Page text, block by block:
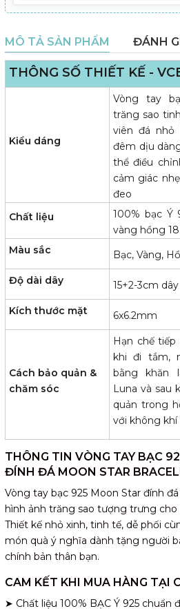
MÔ TẢ SẢN PHẨM ĐÁNH
THÔNG SỐ THIẾT KẾ -
Kiểu dáng
Vòng tay
trăng sao
viên đá nhỏ
đêm dịu
thể điều
cảm giác
đeo
Chất liệu
100% bạc Ý
vàng hồng
Màu sắc
Bạc, Vàng,
Độ dài dây 15+2-3cm
Kích thước mặt 6x6.2mm
Cách bảo quản &
chăm sóc
Hạn chế
khi đi tắm,
bằng khăn
Luna và sau
quản trong
với không khí
THÔNG TIN VÒNG TAY BẠC
ĐÍNH ĐÁ MOON STAR
Vòng tay bạc 925 Moon Star đính
hình ảnh trăng sao tượng trưng cho
Thiết kế nhỏ xinh, tinh tế, dễ phối
món quà ý nghĩa dành tặng người
chính bản thân bạn.
CAM KẾT KHI MUA HÀNG TẠI
➤ Chất liệu 100% BẠC Ý 925 chuẩn